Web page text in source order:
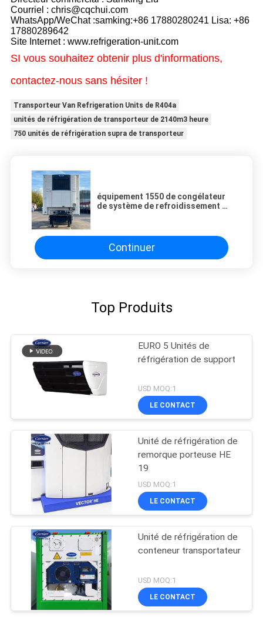
Courriel : chris@cqchui.com
WhatsApp/WeChat :samking:+86 17880280241 Lisa: +86
17880289642
Site Internet : www.refrigeration-unit.com
SI vous souhaitez obtenir plus d'informations,
contactez-nous sans hésiter !
Transporteur Van Refrigeration Units de R404a
unités de réfrigération de transporteur de 2140m3 heure
750 unités de réfrigération supra de transporteur
équipement 1550 de congélateur
de système de refroidissement de
transporteur de vecteur reefer
truck van trailer
Continuer
Top Produits
EURO 5 Unités de
réfrigération de support
USD MOQ:1
LE CONTACT
Unité de réfrigération de
remorque porteuse HE
19
USD MOQ:1
LE CONTACT
Unité de réfrigération de
conteneur transportateur
USD MOQ:1
LE CONTACT